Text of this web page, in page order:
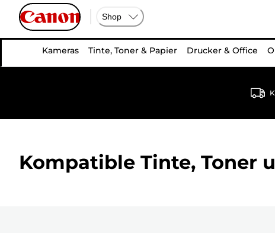
Shop
Kameras Tinte, Toner & Papier Drucker & Office
Kompatible Tinte, Toner